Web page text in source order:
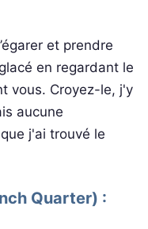
et prendre
en regardant le
vous. Croyez-le, j'y
aucune
j'ai trouvé le
Quarter) :